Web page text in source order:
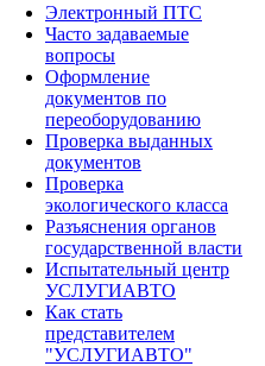
Электронный ПТС
Часто задаваемые
вопросы
Оформление
документов по
переоборудованию
Проверка выданных
документов
Проверка
экологического класса
Разъяснения органов
государственной власти
Испытательный центр
УСЛУГИАВТО
Как стать
представителем
"УСЛУГИАВТО"